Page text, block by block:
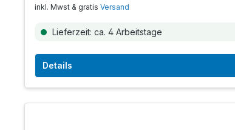
inkl. Mwst & gratis Versand
Lieferzeit: ca. 4 Arbeitstage
Details